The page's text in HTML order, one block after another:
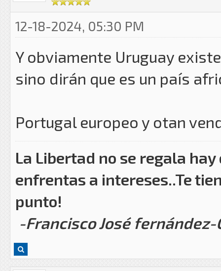
12-18-2024, 05:30 PM
Y obviamente Uruguay
sino dirán que es un país
Portugal europeo y otan
La Libertad no se regala
enfrentas a intereses..Te
punto!
-Francisco José